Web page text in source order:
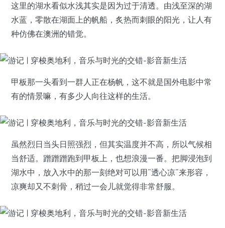
这里的湖水看似水浅其实是因为过于清透。由浅至深的湖
水蓝，零散在湖面上的帆船，炙热而刺眼的阳光，让人有
种仿佛在澳洲的错觉。
甲板那一头看到一群人正在杨帆，这不就是国外电影中常
有的情景嘛，有多少人向往这样的生活。
虽然烈日当头日照强烈，但其实温度并不高，所以气候相
当舒适。蹭蹭蹭跑到甲板上，也想浪漫一番。把脚浸泡到
湖水中，放入水中的那一刻绝对可以用“透心凉”来形容，
凉爽却又不刺骨，稍过一会儿就觉得非常舒服。